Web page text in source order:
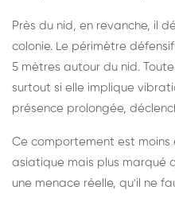
Près du nid, en revanche, il
colonie. Le périmètre
5 mètres autour du nid.
surtout si elle implique
présence prolongée,
Ce comportement est moins
asiatique mais plus marqué
une menace réelle, qu'il ne